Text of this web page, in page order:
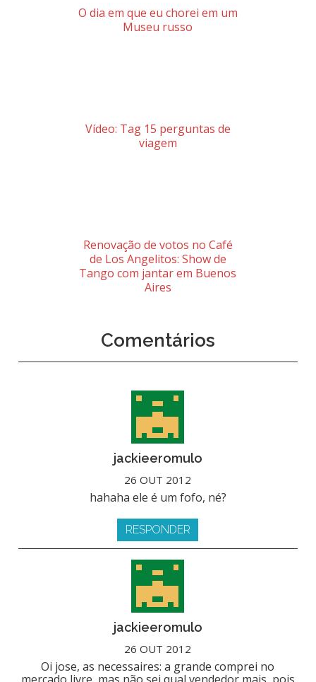
O dia em que eu chorei em um
Museu russo
Vídeo: Tag 15 perguntas de
viagem
Renovação de votos no Café
de Los Angelitos: Show de
Tango com jantar em Buenos
Aires
Comentários
jackieeromulo
26 OUT 2012
hahaha ele é um fofo, né?
RESPONDER
jackieeromulo
26 OUT 2012
Oi jose, as necessaires: a grande comprei no